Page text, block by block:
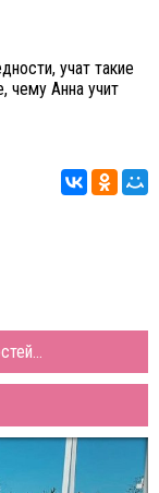
учат такие
чему Анна учит